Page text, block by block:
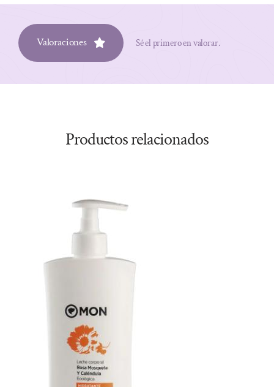
Valoraciones Sé el primero en valorar.
Productos relacionados